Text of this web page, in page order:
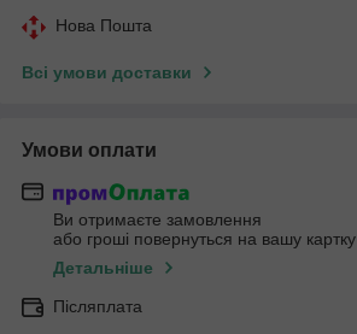
Нова Пошта
Всі умови доставки
Умови оплати
Ви отримаєте замовлення
або гроші повернуться на вашу картку
Детальніше
Післяплата